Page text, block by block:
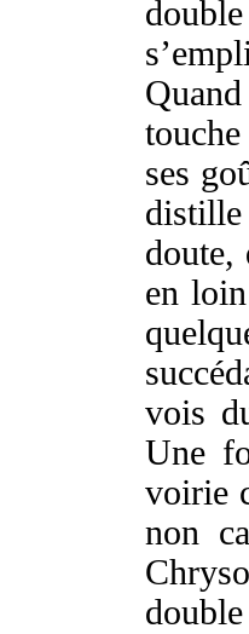
double
s’
touche
ses
distille
doute,
enloin
vois
Une
voirie
non
double